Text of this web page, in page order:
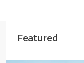
Featured